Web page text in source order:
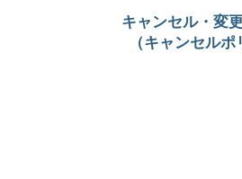
キャンセル・変
（キャンセルポ